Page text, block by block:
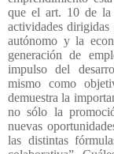
que el art. 10 de la
actividades
autónomo y la
generación de
impulso del
mismo como
demuestra la
no sólo la
nuevas
las distintas